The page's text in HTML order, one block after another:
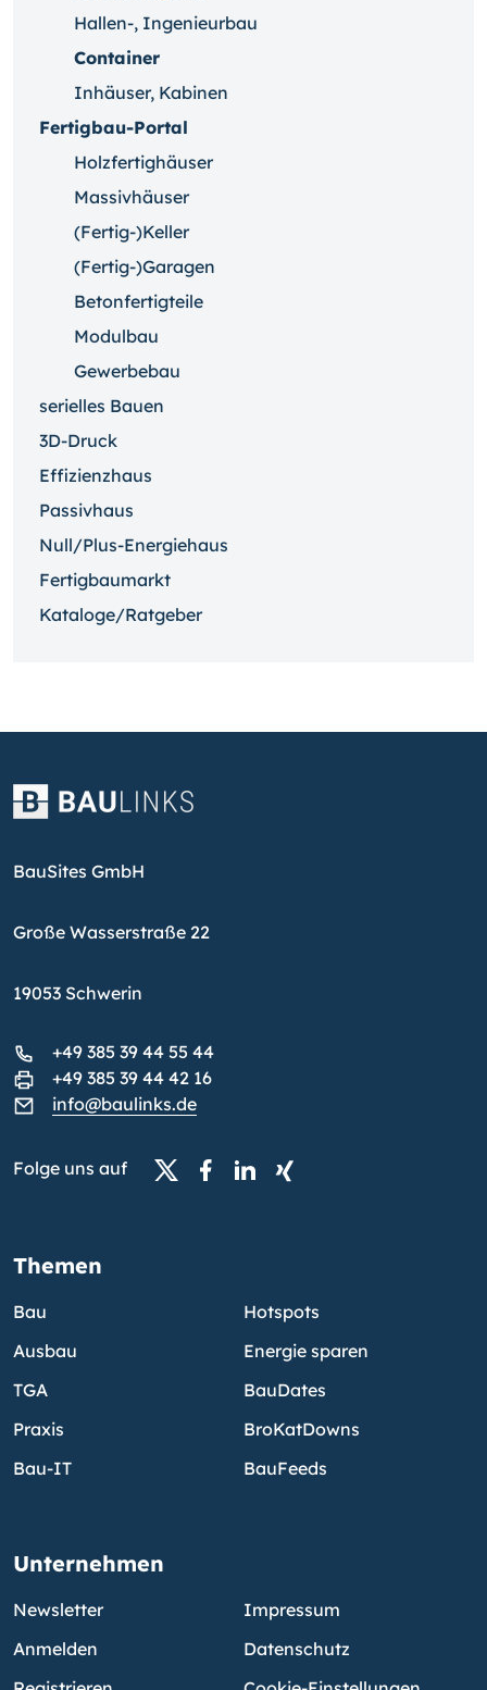
Hallen-, Ingenieurbau
Container
Inhäuser, Kabinen
Fertigbau-Portal
Holzfertighäuser
Massivhäuser
(Fertig-)Keller
(Fertig-)Garagen
Betonfertigteile
Modulbau
Gewerbebau
serielles Bauen
3D-Druck
Effizienzhaus
Passivhaus
Null/Plus-Energiehaus
Fertigbaumarkt
Kataloge/Ratgeber
BauSites GmbH
Große Wasserstraße 22
19053 Schwerin
+49 385 39 44 55 44
+49 385 39 44 42 16
info@baulinks.de
Folge uns auf
Themen
Bau
Ausbau
TGA
Praxis
Bau-IT
Hotspots
Energie sparen
BauDates
BroKatDowns
BauFeeds
Unternehmen
Newsletter
Anmelden
Impressum
Datenschutz